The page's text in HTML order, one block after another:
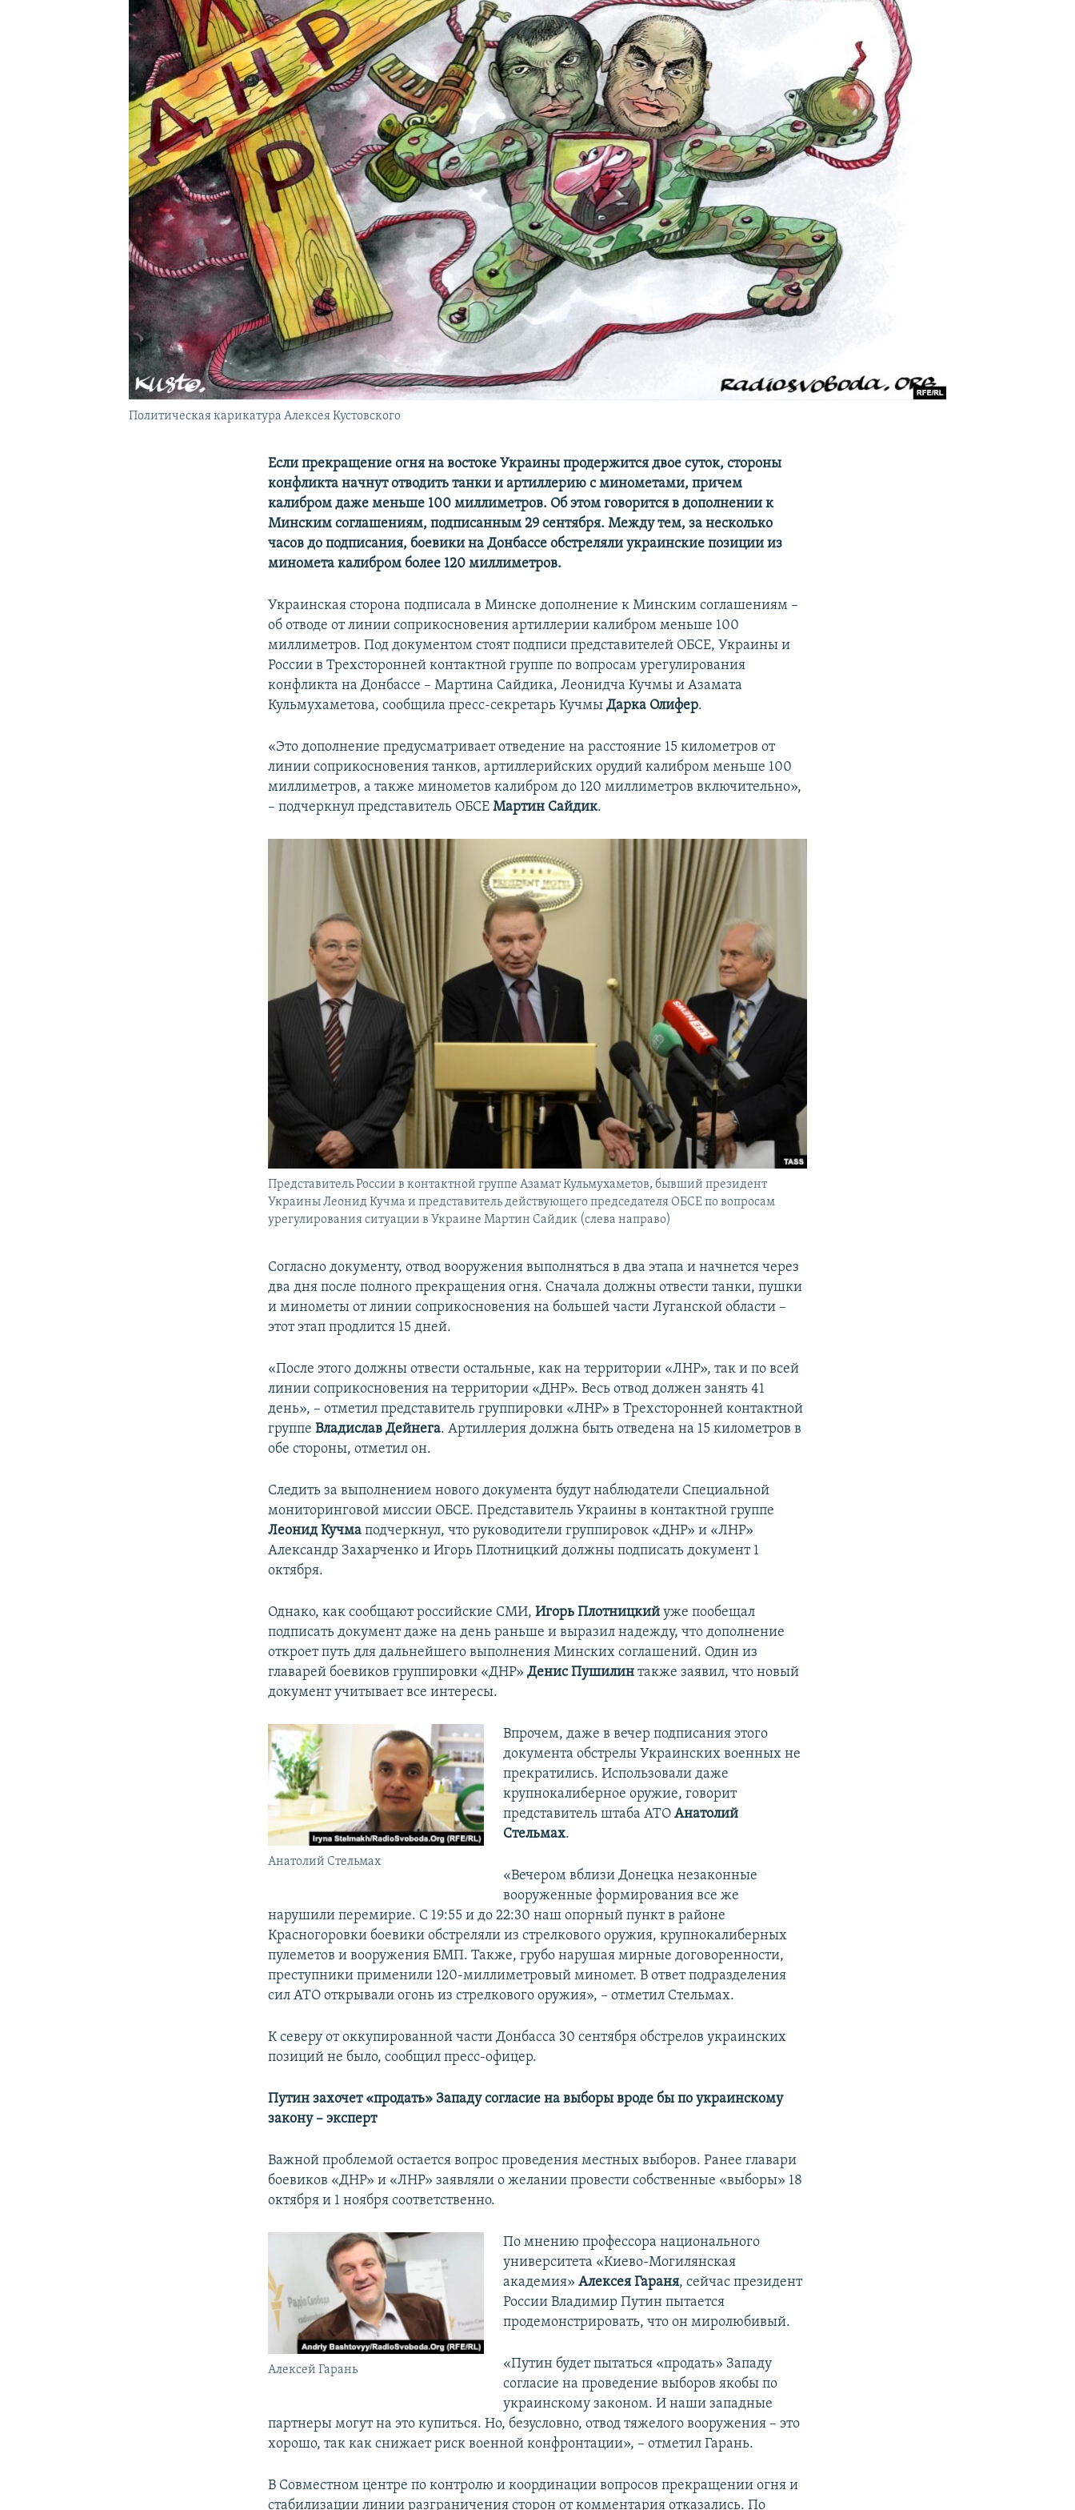
КРЫМ.НЕПОКОРЕННЫЙ
УКРАИНСКАЯ ПРОБЛЕМА КРЫМА
Политическая карикатура Алексея Кустовского
Если прекращение огня на востоке Украины продержится двое суток, стороны
конфликта начнут отводить танки и артиллерию с минометами, причем
калибром даже меньше 100 миллиметров. Об этом говорится в дополнении к
Минским соглашениям, подписанным 29 сентября. Между тем, за несколько
часов до подписания, боевики на Донбассе обстреляли украинские позиции из
миномета калибром более 120 миллиметров.
Украинская сторона подписала в Минске дополнение к Минским соглашениям –
об отводе от линии соприкосновения артиллерии калибром меньше 100
миллиметров. Под документом стоят подписи представителей ОБСЕ, Украины и
России в Трехсторонней контактной группе по вопросам урегулирования
конфликта на Донбассе – Мартина Сайдика, Леонидча Кучмы и Азамата
Кульмухаметова, сообщила пресс-секретарь КучмыДарка Олифер.
«Это дополнение предусматривает отведение на расстояние 15 километров от
линии соприкосновения танков, артиллерийских орудий калибром меньше 100
миллиметров, а также минометов калибром до 120 миллиметров включительно»,
– подчеркнул представитель ОБСЕМартин Сайдик.
Представитель России в контактной группе Азамат Кульмухаметов, бывший президент
Украины Леонид Кучма и представитель действующего председателя ОБСЕ по вопросам
урегулирования ситуации в Украине Мартин Сайдик (слева направо)
Согласно документу, отвод вооружения выполняться в два этапа и начнется через
два дня после полного прекращения огня. Сначала должны отвести танки, пушки
и минометы от линии соприкосновения на большей части Луганской области –
этот этап продлится 15 дней.
«После этого должны отвести остальные, как на территории «ЛНР», так и по всей
линии соприкосновения на территории «ДНР». Весь отвод должен занять 41
день», – отметил представитель группировки «ЛНР» в Трехсторонней контактной
группеВладислав Дейнега. Артиллерия должна быть отведена на 15 километров в
обе стороны, отметил он.
Следить за выполнением нового документа будут наблюдатели Специальной
мониторинговой миссии ОБСЕ. Представитель Украины в контактной группе
Леонид Кучма подчеркнул, что руководители группировок «ДНР» и «ЛНР»
Александр Захарченко и Игорь Плотницкий должны подписать документ 1
октября.
Однако, как сообщают российские СМИ,Игорь Плотницкий уже пообещал
подписать документ даже на день раньше и выразил надежду, что дополнение
откроет путь для дальнейшего выполнения Минских соглашений. Один из
главарей боевиков группировки «ДНР»Денис Пушилин также заявил, что новый
документ учитывает все интересы.
Анатолий Стельмах
Впрочем, даже в вечер подписания этого
документа обстрелы Украинских военных не
прекратились. Использовали даже
крупнокалиберное оружие, говорит
представитель штаба АТО Анатолий
Стельмах.
«Вечером вблизи Донецка незаконные
вооруженные формирования все же
нарушили перемирие. С 19:55 и до 22:30 наш опорный пункт в районе
Красногоровки боевики обстреляли из стрелкового оружия, крупнокалиберных
пулеметов и вооружения БМП. Также, грубо нарушая мирные договоренности,
преступники применили 120-миллиметровый миномет. В ответ подразделения
сил АТО открывали огонь из стрелкового оружия», – отметил Стельмах.
К северу от оккупированной части Донбасса 30 сентября обстрелов украинских
позиций не было, сообщил пресс-офицер.
Путин захочет «продать» Западу согласие на выборы вроде бы по украинскому
закону – эксперт
Важной проблемой остается вопрос проведения местных выборов. Ранее главари
боевиков «ДНР» и «ЛНР» заявляли о желании провести собственные «выборы» 18
октября и 1 ноября соответственно.
Алексей Гарань
По мнению профессора национального
университета «Киево-Могилянская
академия» Алексея Гараня, сейчас президент
России Владимир Путин пытается
продемонстрировать, что он миролюбивый.
«Путин будет пытаться «продать» Западу
согласие на проведение выборов якобы по
украинскому законом. И наши западные
партнеры могут на это купиться. Но, безусловно, отвод тяжелого вооружения – это
хорошо, так как снижает риск военной конфронтации», – отметил Гарань.
В Совместном центре по контролю и координации вопросов прекращении огня и
стабилизации линии разграничения сторон от комментария отказались. По